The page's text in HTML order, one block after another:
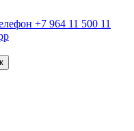
+7 964 11 500 11